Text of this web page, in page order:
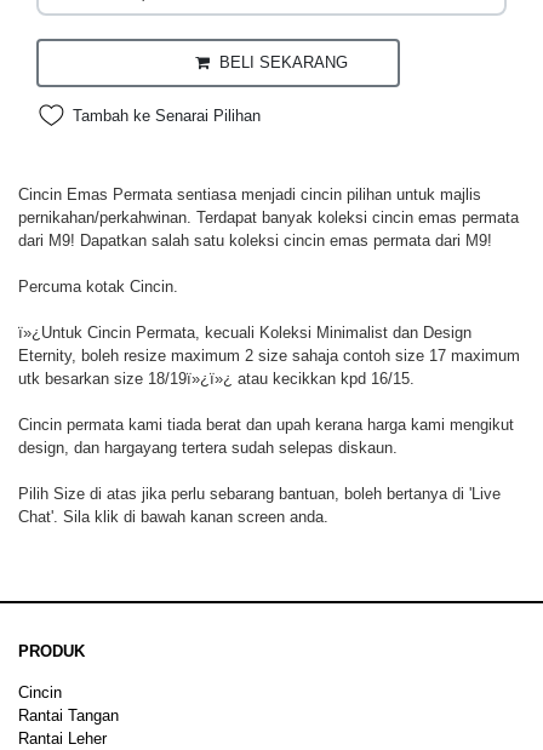
BELI SEKARANG
Tambah ke Senarai Pilihan
Cincin Emas Permata sentiasa menjadi cincin pilihan untuk majlis
pernikahan/perkahwinan. Terdapat banyak koleksi cincin emas permata
dari M9! Dapatkan salah satu koleksi cincin emas permata dari M9!
Percuma kotak Cincin.
ï»¿Untuk Cincin Permata, kecuali Koleksi Minimalist dan Design
Eternity, boleh resize maximum 2 size sahaja contoh size 17 maximum
utk besarkan size 18/19ï»¿ï»¿ atau kecikkan kpd 16/15.
Cincin permata kami tiada berat dan upah kerana harga kami mengikut
design, dan hargayang tertera sudah selepas diskaun.
Pilih Size di atas jika perlu sebarang bantuan, boleh bertanya di 'Live
Chat'. Sila klik di bawah kanan screen anda.
PRODUK
Cincin
Rantai Tangan
Rantai Leher